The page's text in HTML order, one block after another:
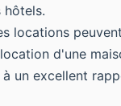
hôtels.
locations
d'une
un excellent